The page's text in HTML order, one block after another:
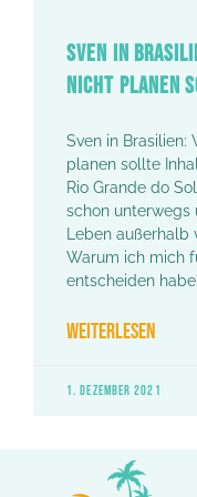
SVEN IN
NICHT PLANEN
Sven in Brasilien:
planen sollte
Rio Grande do
schon unterwegs
Leben
Warum ich mich
entscheiden
WEITERLESEN
1. DEZEMBER 2021